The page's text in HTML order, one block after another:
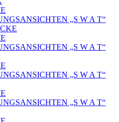
„S W A T“
„S W A T“
„S W A T“
„S W A T“